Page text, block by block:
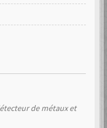
de métaux et